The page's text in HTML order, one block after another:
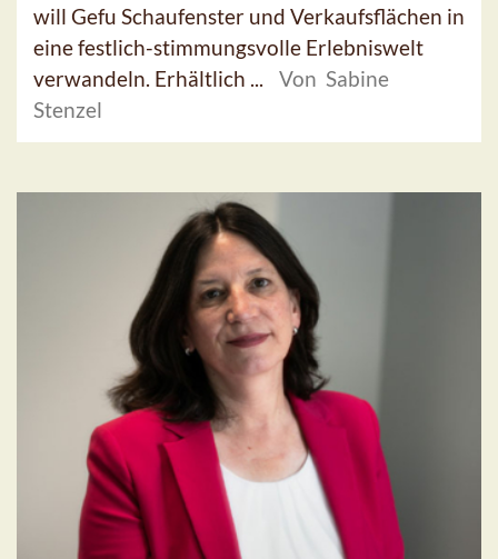
will Gefu Schaufenster und Verkaufsflächen in
eine festlich-stimmungsvolle Erlebniswelt
verwandeln. Erhältlich ...
Von Sabine
Stenzel